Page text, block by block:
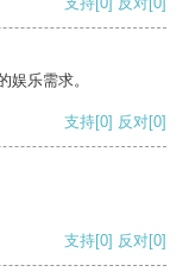
娱乐需求。
支持[0] 反对[0]
支持[0] 反对[0]